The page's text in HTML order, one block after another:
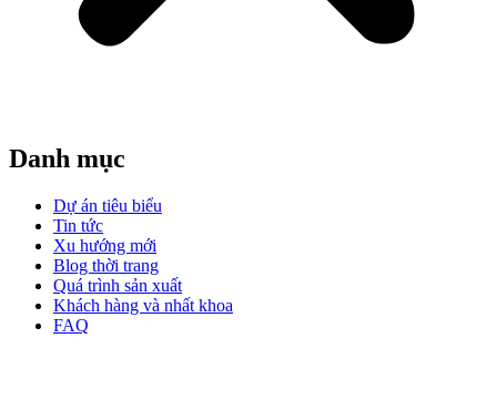
Danh mục
Dự án tiêu biểu
Tin tức
Xu hướng mới
Blog thời trang
Quá trình sản xuất
Khách hàng và nhất khoa
FAQ